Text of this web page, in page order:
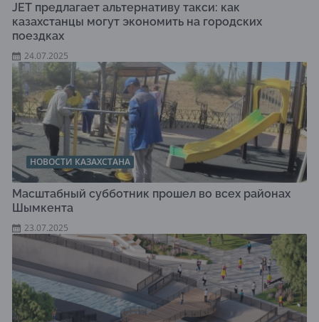
JET предлагает альтернативу такси: как
казахстанцы могут экономить на городских
поездках
24.07.2025
НОВОСТИ КАЗАХСТАНА
Масштабный субботник прошел во всех районах
Шымкента
23.07.2025